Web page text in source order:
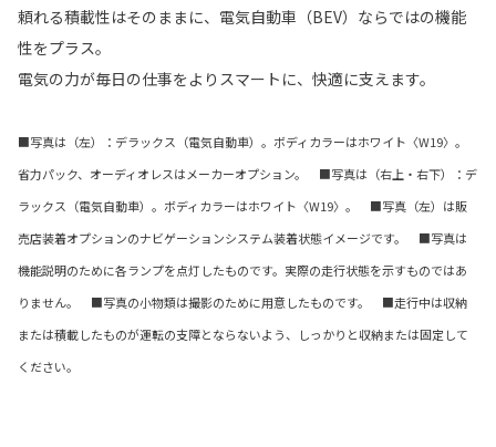
頼れる積載性はそのままに、電気自動車（BEV）ならではの機能
性をプラス。
電気の力が毎日の仕事をよりスマートに、快適に支えます。
■写真は（左）：デラックス（電気自動車）。ボディカラーはホワイト〈W19〉。
省力パック、オーディオレスはメーカーオプション。 ■写真は（右上・右下）：デ
ラックス（電気自動車）。ボディカラーはホワイト〈W19〉。 ■写真（左）は販
売店装着オプションのナビゲーションシステム装着状態イメージです。 ■写真は
機能説明のために各ランプを点灯したものです。実際の走行状態を示すものではあ
りません。 ■写真の小物類は撮影のために用意したものです。 ■走行中は収納
または積載したものが運転の支障とならないよう、しっかりと収納または固定して
ください。